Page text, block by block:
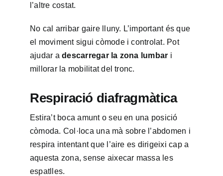
l’altre costat.
No cal arribar gaire lluny. L’important és que
el moviment sigui còmode i controlat. Pot
ajudar adescarregar la zona lumbar i
millorar la mobilitat del tronc.
Respiració diafragmàtica
Estira’t boca amunt o seu en una posició
còmoda. Col·loca una mà sobre l’abdomen i
respira intentant que l’aire es dirigeixi cap a
aquesta zona, sense aixecar massa les
espatlles.